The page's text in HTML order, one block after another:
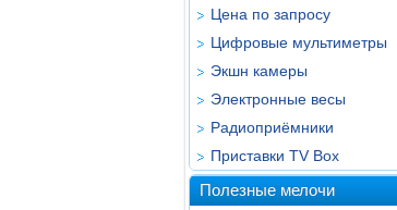
Цена по запросу
Цифровые мультиметры
Экшн камеры
Электронные весы
Радиоприёмники
Приставки TV Box
Полезные мелочи